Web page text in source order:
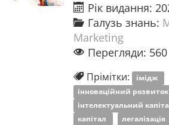
Рік видання:
Галузь знань:
Marketing
Перегляди: 560
Прімітки: імідж
інноваційний розвиток
інтелектуальний
капітал
легалізація